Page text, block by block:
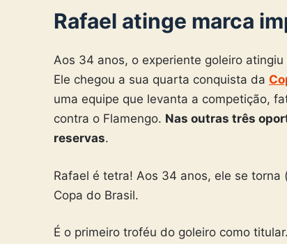
Rafael atinge marca
Aos 34 anos, o experiente goleiro
Ele chegou a sua quarta conquista da
uma equipe que levanta a competição,
contra o Flamengo. Nas outras três
reservas.
Rafael é tetra! Aos 34 anos, ele se
Copa do Brasil.
É o primeiro troféu do goleiro como